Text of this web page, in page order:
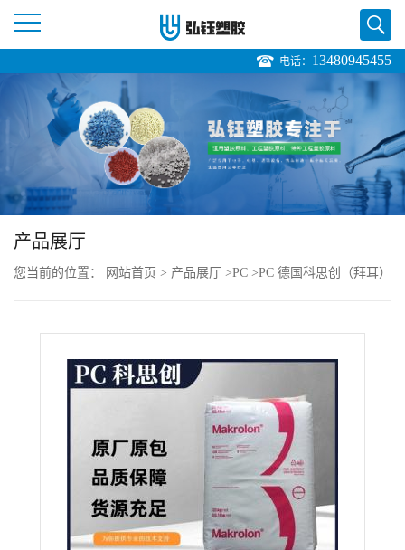
页
公
电话： 13480945455
产品展厅
您当前的位置： 网站首页 > 产品展厅 >PC >PC 德国科思创（拜耳）